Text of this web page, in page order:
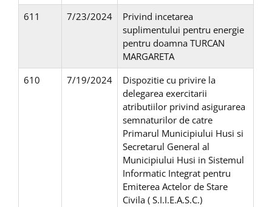
611
7/23/2024
Privind incetarea
suplimentului pentru energie
pentru doamna TURCAN
MARGARETA
610
7/19/2024
Dispozitie cu privire la
delegarea exercitarii
atributiilor privind asigurarea
semnaturilor de catre
Primarul Municipiului Husi si
Secretarul General al
Municipiului Husi in Sistemul
Informatic Integrat pentru
Emiterea Actelor de Stare
Civila ( S.I.I.E.A.S.C.)